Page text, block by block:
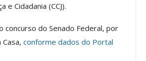
e Cidadania (CCJ).
concurso do Senado Federal, por
conforme dados do Portal